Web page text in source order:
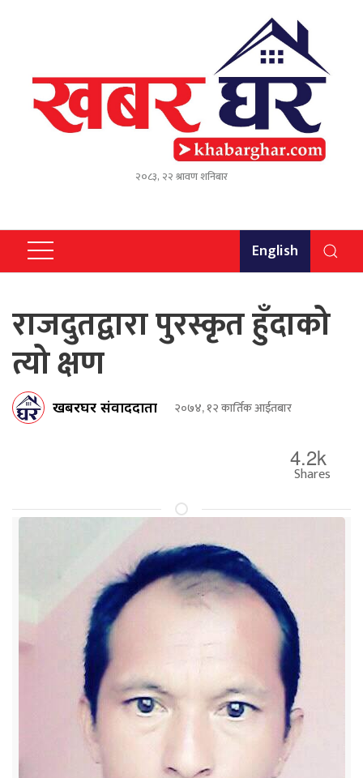
२०८३, २२ श्रावण शनिबार
English
राजदुतद्वारा पुरस्कृत हुँदाको
त्यो क्षण
खबरघर संवाददाता २०७४, १२ कार्तिक आईतबार
4.2k
Shares